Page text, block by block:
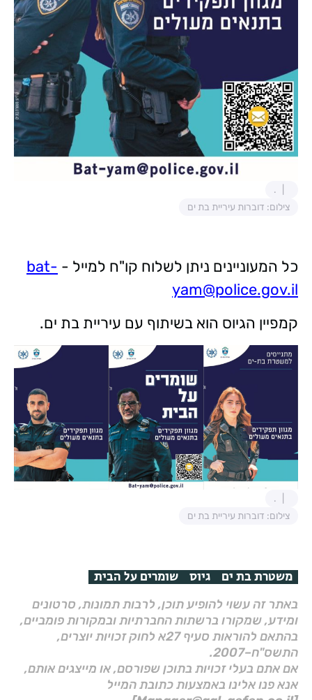
.
צילום: דוברות עיריית בת ים
כל המעוניינים ניתן לשלוח קו"ח למייל - bat-
yam@police.gov.il
קמפיין הגיוס הוא בשיתוף עם עיריית בת ים.
.
צילום: דוברות עיריית בת ים
משטרת בת ים גיוס שומרים על הבית
באתר זה עשוי להופיע תוכן, לרבות תמונות, סרטונים
ומידע, שמקורו ברשתות החברתיות ובמקורות פומביים,
בהתאם להוראות סעיף 27א לחוק זכויות יוצרים,
התשס"ח–2007.
אם אתם בעלי זכויות בתוכן שפורסם, או מייצגים אותם,
אנא פנו אלינו באמצעות כתובת המייל